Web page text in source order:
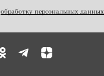
обработку персональных данных